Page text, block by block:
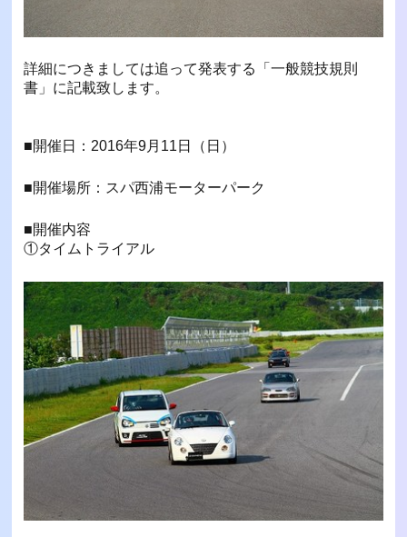
詳細につきましては追って発表する「一般競技規則
書」に記載致します。
■開催日：2016年9月11日（日）
■開催場所：スパ西浦モーターパーク
■開催内容
①タイムトライアル